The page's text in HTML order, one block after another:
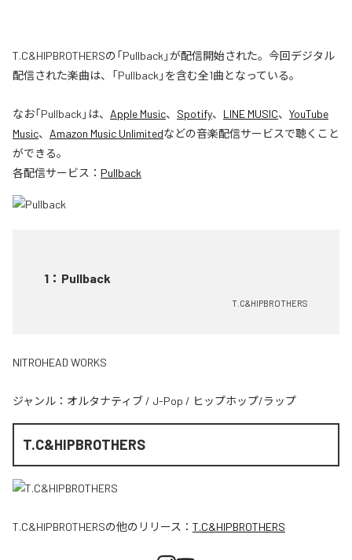
T.C&HIPBROTHERSの「Pullback」が配信開始された。今回デジタル
配信された楽曲は、「Pullback」を含む全1曲となっている。
なお「Pullback 」は、 Apple Music、 Spotify、 LINE MUSIC、 YouTube
Music、 Amazon Music Unlimitedなどの音楽配信サービスで聴くこと
ができる。
各配信サービス： Pullback
1 ： Pullback
T.C&HIPBROTHERS
NITROHEAD WORKS
ジャンル： オルタナティブ / J-Pop / ヒップホップ/ラップ
T.C&HIPBROTHERS
T.C&HIPBROTHERSの他のリリース： T.C&HIPBROTHERS